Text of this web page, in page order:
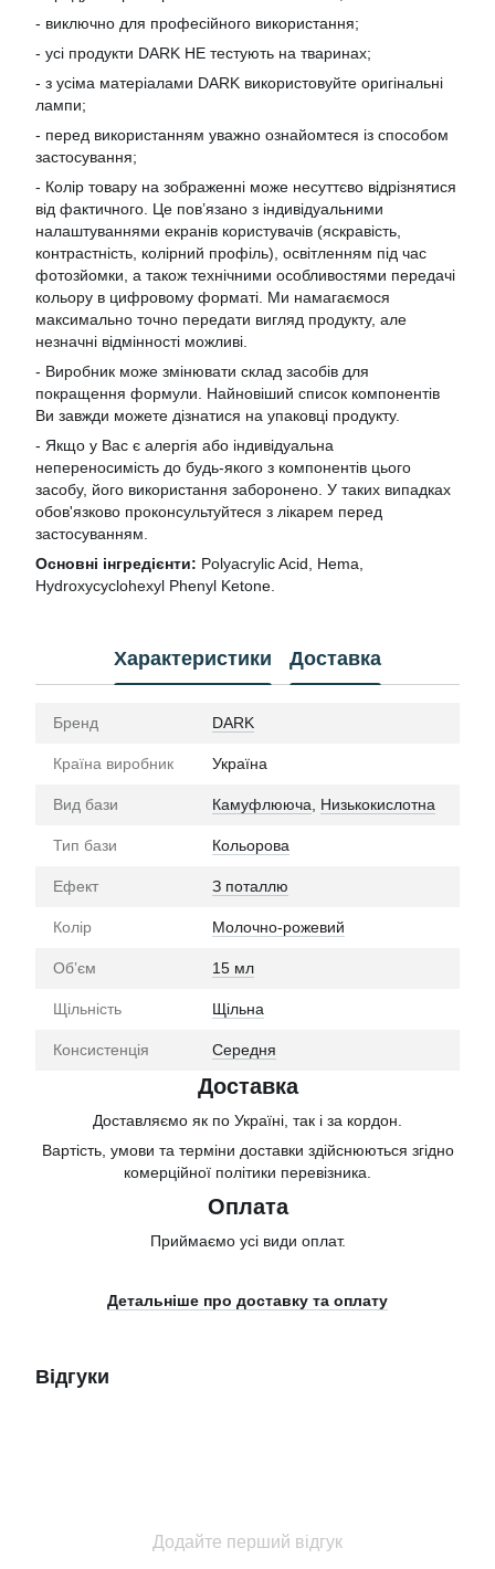
- виключно для професійного використання;
- усі продукти DARK НЕ тестують на тваринах;
- з усіма матеріалами DARK використовуйте оригінальні
лампи;
- перед використанням уважно ознайомтеся із способом
застосування;
- Колір товару на зображенні може несуттєво відрізнятися
від фактичного. Це пов’язано з індивідуальними
налаштуваннями екранів користувачів (яскравість,
контрастність, колірний профіль), освітленням під час
фотозйомки, а також технічними особливостями передачі
кольору в цифровому форматі. Ми намагаємося
максимально точно передати вигляд продукту, але
незначні відмінності можливі.
- Виробник може змінювати склад засобів для
покращення формули. Найновіший список компонентів
Ви завжди можете дізнатися на упаковці продукту.
- Якщо у Вас є алергія або індивідуальна
непереносимість до будь-якого з компонентів цього
засобу, його використання заборонено. У таких випадках
обов'язково проконсультуйтеся з лікарем перед
застосуванням.
Основні інгредієнти: Polyacrylic Acid, Hema,
Hydroxycyclohexyl Phenyl Ketone.
Характеристики Доставка
Бренд DARK
Країна виробник Україна
Вид бази Камуфлююча Низькокислотна
Тип бази Кольорова
Ефект З поталлю
Колір Молочно-рожевий
Обʼєм 15 мл
Щільність Щільна
Консистенція Середня
Доставка
Доставляємо як по Україні, так і за кордон.
Вартість, умови та терміни доставки здійснюються згідно
комерційної політики перевізника.
Оплата
Приймаємо усі види оплат.
Детальніше про доставку та оплату
Відгуки
Додайте перший відгук